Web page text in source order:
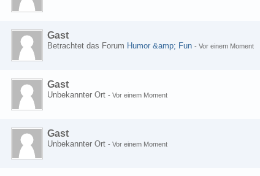
Gast
Betrachtet das Forum Humor &amp; Fun - Vor einem Moment
Gast
Unbekannter Ort - Vor einem Moment
Gast
Unbekannter Ort - Vor einem Moment